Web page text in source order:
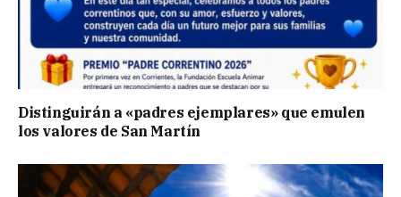
Distinguirán a «padres ejemplares» que emulen
los valores de San Martín